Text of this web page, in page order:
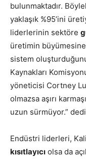
bulunmaktadır.
yaklaşık %95’ini
liderlerinin sektöre
üretimin
sistem
Kaynakları
yöneticisi Cortney
olmazsa aşırı
uzun sürmüyor.”
Endüstri liderleri,
kısıtlayıcı olsa da